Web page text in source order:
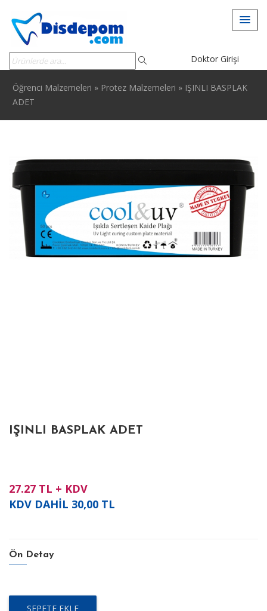
Doktor Girişi
Öğrenci Malzemeleri » Protez Malzemeleri » IŞINLI BASPLAK
ADET
IŞINLI BASPLAK ADET
27.27 TL + KDV
KDV DAHİL 30,00 TL
Ön Detay
SEPETE EKLE